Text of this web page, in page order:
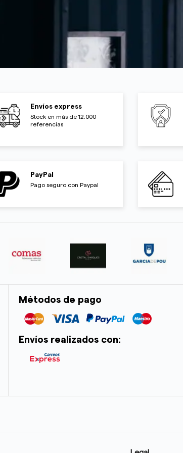
Envíos express
Stock en más de 12.000
referencias
PayPal
Pago seguro con Paypal
Métodos de pago
Envíos realizados con: